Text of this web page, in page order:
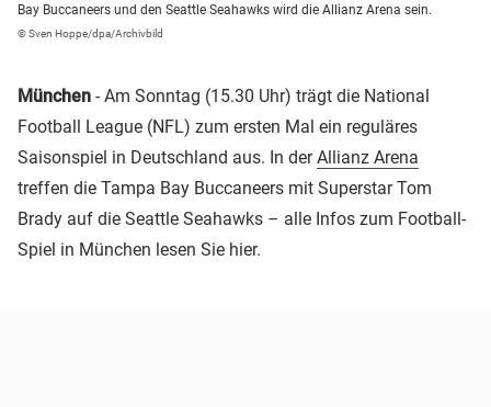
Bay Buccaneers und den Seattle Seahawks wird die Allianz Arena sein.
© Sven Hoppe/dpa/Archivbild
München - Am Sonntag (15.30 Uhr) trägt die National
Football League (NFL) zum ersten Mal ein reguläres
Saisonspiel in Deutschland aus. In derAllianz Arena
treffen die Tampa Bay Buccaneers mit Superstar Tom
Brady auf die Seattle Seahawks – alle Infos zum Football-
Spiel in München lesen Sie hier.